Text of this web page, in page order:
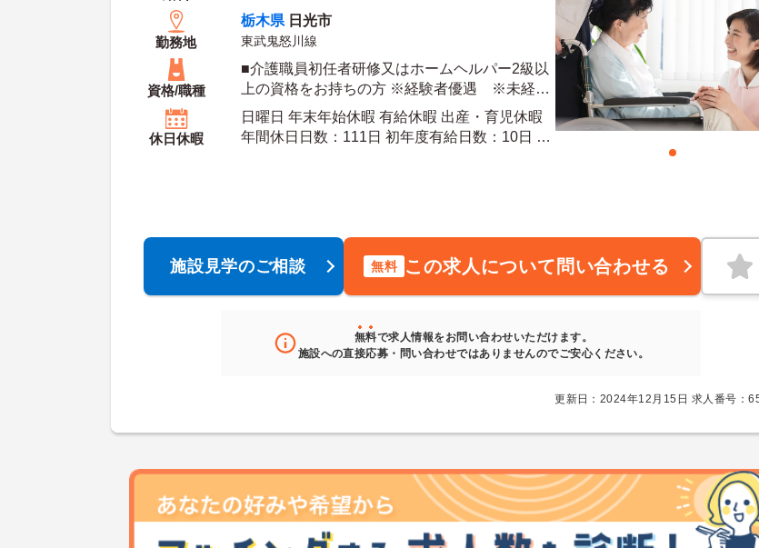
勤務地
栃木県 日光市
東武鬼怒川線
資格/職種
■介護職員初任者研修又はホームヘルパー2級以
上の資格をお持ちの方 ※経験者優遇 ※未経験
相談可能 ■普通自動車運転免許（AT限定可）
休日休暇
日曜日 年末年始休暇 有給休暇 出産・育児休暇
年間休日日数：111日 初年度有給日数：10日 最
施設見学のご相談 無料 この求人について問い合わせる
無料で求人情報をお問い合わせいただけます。
施設への直接応募・問い合わせではありませんのでご安心ください。
更新日：2024年12月15日 求人番号：